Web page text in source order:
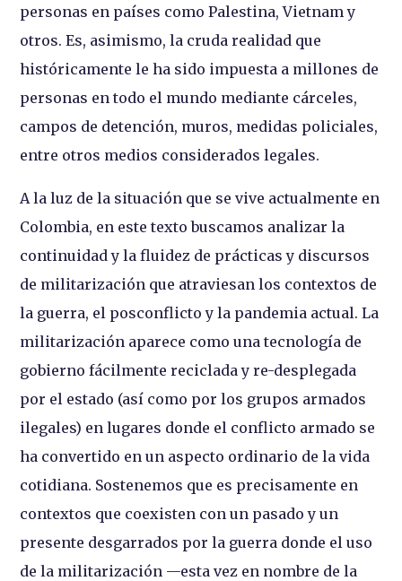
personas en países como Palestina, Vietnam y
otros. Es, asimismo, la cruda realidad que
históricamente le ha sido impuesta a millones de
personas en todo el mundo mediante cárceles,
campos de detención, muros, medidas policiales,
entre otros medios considerados legales.
A la luz de la situación que se vive actualmente en
Colombia, en este texto buscamos analizar la
continuidad y la fluidez de prácticas y discursos
de militarización que atraviesan los contextos de
la guerra, el posconflicto y la pandemia actual. La
militarización aparece como una tecnología de
gobierno fácilmente reciclada y re-desplegada
por el estado (así como por los grupos armados
ilegales) en lugares donde el conflicto armado se
ha convertido en un aspecto ordinario de la vida
cotidiana. Sostenemos que es precisamente en
contextos que coexisten con un pasado y un
presente desgarrados por la guerra donde el uso
de la militarización —esta vez en nombre de la